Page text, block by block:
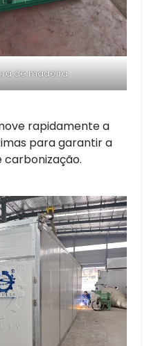
de madeira
rapidamente a
para garantir a
carbonização.